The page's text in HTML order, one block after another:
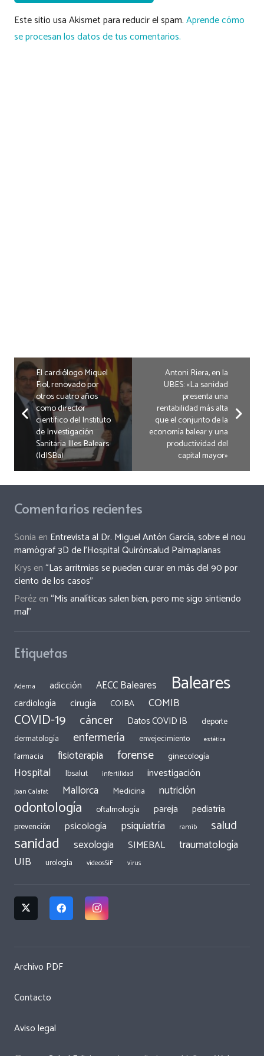
Este sitio usa Akismet para reducir el spam.Aprende cómo
se procesan los datos de tus comentarios.
El cardiólogo Miquel
Fiol, renovado por
otros cuatro años
como director
científico del Instituto
de Investigación
Sanitaria Illes Balears
(IdISBa)
Antoni Riera, en la
UBES: «La sanidad
presenta una
rentabilidad más alta
que el conjunto de la
economía balear y una
productividad del
capital mayor»
Comentarios recientes
Sonia en Entrevista al Dr. Miguel Antón García, sobre el nou
mamògraf 3D de l’Hospital Quirónsalud Palmaplanas
Krys en“Las arritmias se pueden curar en más del 90 por
ciento de los casos”
Perézen“Mis analíticas salen bien, pero me sigo sintiendo
mal”
Etiquetas
Adema adicción AECC Baleares Baleares
cardiología cirugía COIBA COMIB
COVID-19 cáncer Datos COVID IB
deporte
dermatología
enfermería envejecimiento estética
farmacia fisioterapia forense ginecología
Hospital Ibsalut infertilidad investigación
Joan Calafat Mallorca Medicina nutrición
odontología oftalmología pareja pediatría
prevención psicología psiquiatría ramib salud
sanidad sexologia SIMEBAL traumatología
UIB urología videosSiF virus
Archivo PDF
Contacto
Aviso legal